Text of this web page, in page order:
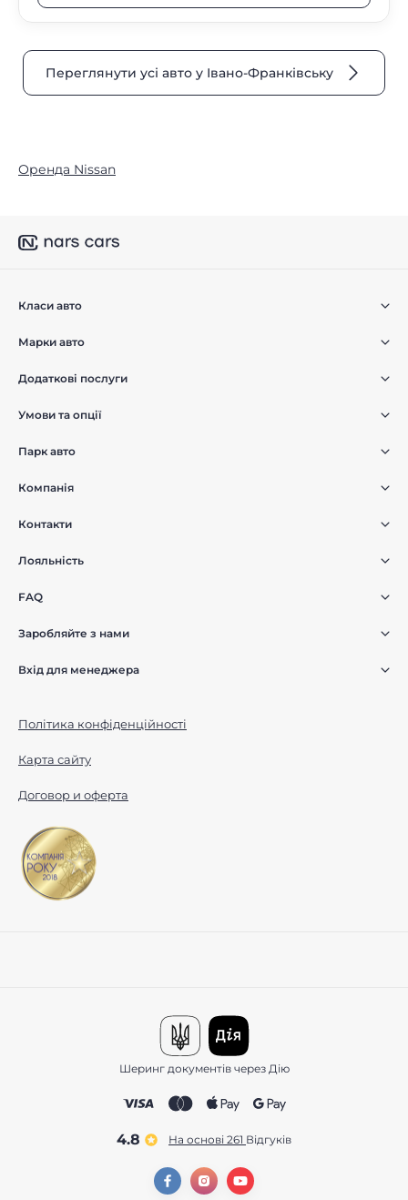
Переглянути усі авто у Івано-Франківську
Оренда Nissan
Класи авто
Марки авто
Додаткові послуги
Умови та опції
Парк авто
Компанія
Контакти
Лояльність
FAQ
Заробляйте з нами
Вхід для менеджера
Політика конфіденційності
Карта сайту
Договор и оферта
Шеринг документів через Дію
4.8 На основі 261 відгуків